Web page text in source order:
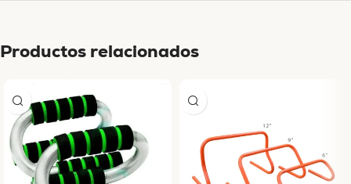
Productos relacionados